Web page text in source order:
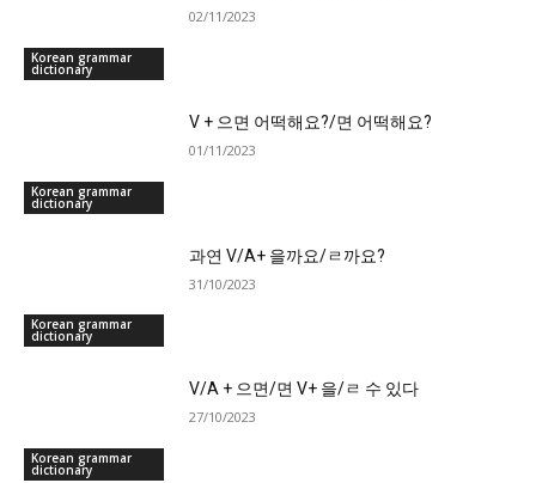
Korean grammar
dictionary
02/11/2023
Korean grammar
dictionary
V + 으면 어떡해요?/면 어떡해요?
01/11/2023
Korean grammar
dictionary
과연 V/A+ 을까요/ㄹ까요?
31/10/2023
Korean grammar
dictionary
V/A + 으면/면 V+ 을/ㄹ 수 있다
27/10/2023